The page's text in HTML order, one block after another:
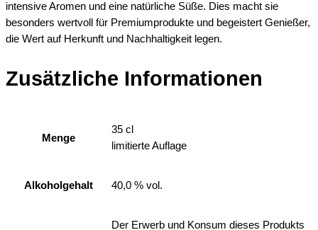
intensive Aromen und eine natürliche Süße. Dies macht sie
besonders wertvoll für Premiumprodukte und begeistert Genießer,
die Wert auf Herkunft und Nachhaltigkeit legen.
Zusätzliche Informationen
Menge
35 cl
limitierte Auflage
Alkoholgehalt 40,0 % vol.
Der Erwerb und Konsum dieses Produkts